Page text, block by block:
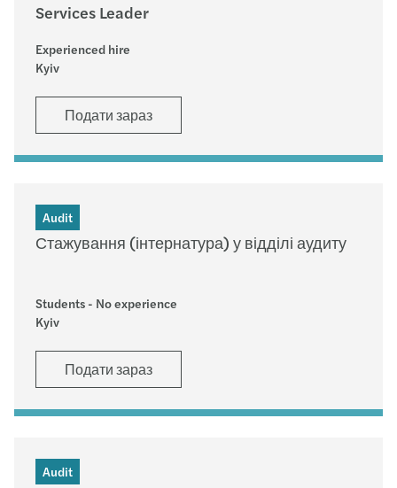
Services Leader
Experienced hire
Kyiv
Подати зараз
Audit
Стажування (інтернатура) у відділі аудиту
Students - No experience
Kyiv
Подати зараз
Audit